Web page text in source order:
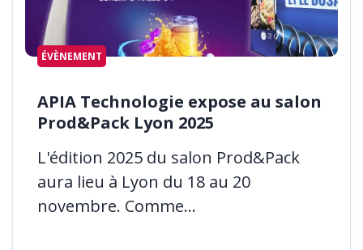
ÉVÈNEMENT
APIA Technologie expose au salon
Prod&Pack Lyon 2025
L'édition 2025 du salon Prod&Pack
aura lieu à Lyon du 18 au 20
novembre. Comme...